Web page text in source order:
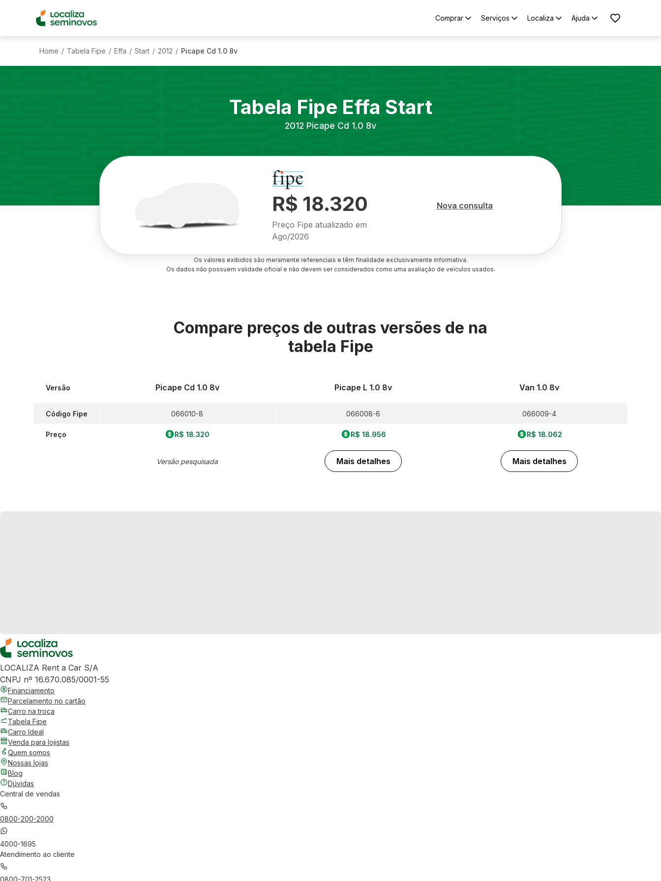
Comprar Serviços Localiza Ajuda
Home / Tabela Fipe / Effa / Start / 2012 / Picape Cd 1.0 8v
Tabela Fipe Effa Start
2012 Picape Cd 1.0 8v
R$ 18.320
Preço Fipe atualizado em
Ago/2026
Nova consulta
Os valores exibidos são meramente referenciais e têm finalidade exclusivamente informativa.
Os dados não possuem validade oficial e não devem ser considerados como uma avaliação de veículos usados.
Compare preços de outras versões de na
tabela Fipe
Versão
Código Fipe
Preço
Picape Cd 1.0 8v
066010-8
R$ 18.320
Versão pesquisada
Picape L 1.0 8v
066008-6
R$ 18.956
Mais detalhes
Van 1.0 8v
066009-4
R$ 18.062
Mais detalhes
LOCALIZA Rent a Car S/A
CNPJ nº 16.670.085/0001-55
Financiamento
Parcelamento no cartão
Carro na troca
Tabela Fipe
Carro Ideal
Venda para lojistas
Quem somos
Nossas lojas
Blog
Dúvidas
Central de vendas
0800-200-2000
4000-1695
Atendimento ao cliente
0800-701-2523